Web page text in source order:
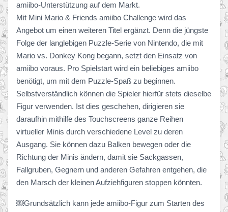
amiibo-Unterstützung auf dem Markt.
Mit Mini Mario & Friends amiibo Challenge wird das
Angebot um einen weiteren Titel ergänzt. Denn die jüngste
Folge der langlebigen Puzzle-Serie von Nintendo, die mit
Mario vs. Donkey Kong begann, setzt den Einsatz von
amiibo voraus. Pro Spielstart wird ein beliebiges amiibo
benötigt, um mit dem Puzzle-Spaß zu beginnen.
Selbstverständlich können die Spieler hierfür stets dieselbe
Figur verwenden. Ist dies geschehen, dirigieren sie
daraufhin mithilfe des Touchscreens ganze Reihen
virtueller Minis durch verschiedene Level zu deren
Ausgang. Sie können dazu Balken bewegen oder die
Richtung der Minis ändern, damit sie Sackgassen,
Fallgruben, Gegnern und anderen Gefahren entgehen, die
den Marsch der kleinen Aufziehfiguren stoppen könnten.
￼Grundsätzlich kann jede amiibo-Figur zum Starten des